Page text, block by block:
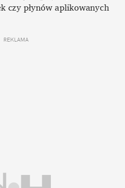
czy płynów aplikowanych
REKLAMA